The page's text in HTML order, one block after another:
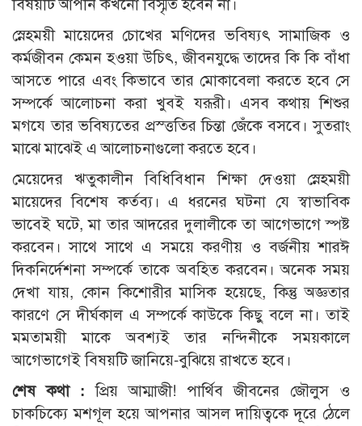
বিষয়টি আপনি কখনো বিস্মৃত হবেন না।
স্নেহময়ী মায়েদের চোখের মণিদের ভবিষ্যৎ সামাজিক ও
কর্মজীবন কেমন হওয়া উচিৎ, জীবনযুদ্ধে তাদের কি কি বাঁধা
আসতে পারে এবং কিভাবে তার মোকাবেলা করতে হবে সে
সম্পর্কে আলোচনা করা খুবই যরূরী। এসব কথায় শিশুর
মগযে তার ভবিষ্যতের প্রস্ত্ততির চিন্তা জেঁকে বসবে। সুতরাং
মাঝে মাঝেই এ আলোচনাগুলো করতে হবে।
মেয়েদের ঋতুকালীন বিধিবিধান শিক্ষা দেওয়া স্নেহময়ী
মায়েদের বিশেষ কর্তব্য। এ ধরনের ঘটনা যে স্বাভাবিক
ভাবেই ঘটে, মা তার আদরের দুলালীকে তা আগেভাগে স্পষ্ট
করবেন। সাথে সাথে এ সময়ে করণীয় ও বর্জনীয় শারঈ
দিকনির্দেশনা সম্পর্কে তাকে অবহিত করবেন। অনেক সময়
দেখা যায়, কোন কিশোরীর মাসিক হয়েছে, কিন্তু অজ্ঞতার
কারণে সে দীর্ঘকাল এ সম্পর্কে কাউকে কিছু বলে না। তাই
মমতাময়ী মাকে অবশ্যই তার নন্দিনীকে সময়কালে
আগেভাগেই বিষয়টি জানিয়ে-বুঝিয়ে রাখতে হবে।
শেষ কথা : প্রিয় আম্মাজী! পার্থিব জীবনের জৌলুস ও
চাকচিক্যে মশগূল হয়ে আপনার আসল দায়িত্বকে দূরে ঠেলে